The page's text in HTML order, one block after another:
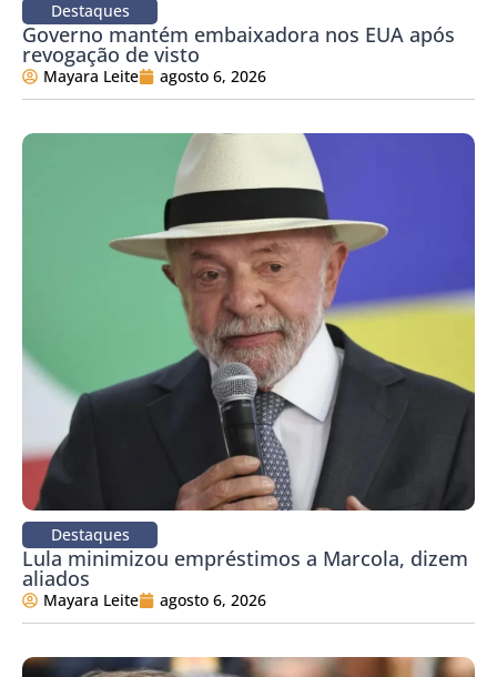
Destaques
Governo mantém embaixadora nos EUA após
revogação de visto
Mayara Leite agosto 6, 2026
Destaques
Lula minimizou empréstimos a Marcola, dizem
aliados
Mayara Leite agosto 6, 2026